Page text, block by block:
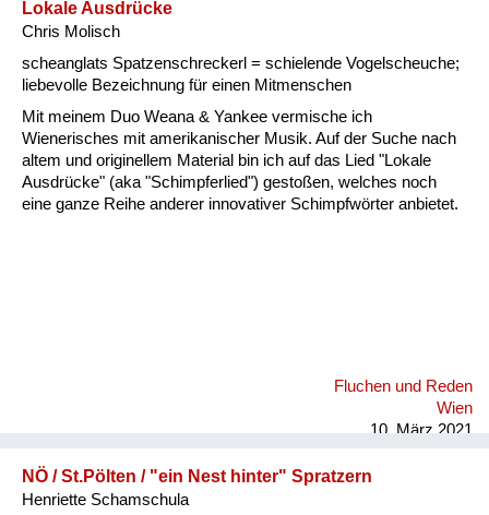
Lokale Ausdrücke
Chris Molisch
scheanglats Spatzenschreckerl = schielende Vogelscheuche;
liebevolle Bezeichnung für einen Mitmenschen
Mit meinem Duo Weana & Yankee vermische ich
Wienerisches mit amerikanischer Musik. Auf der Suche nach
altem und originellem Material bin ich auf das Lied "Lokale
Ausdrücke" (aka "Schimpferlied") gestoßen, welches noch
eine ganze Reihe anderer innovativer Schimpfwörter anbietet.
Fluchen und Reden
Wien
10. März 2021
NÖ / St.Pölten / "ein Nest hinter" Spratzern
Henriette Schamschula